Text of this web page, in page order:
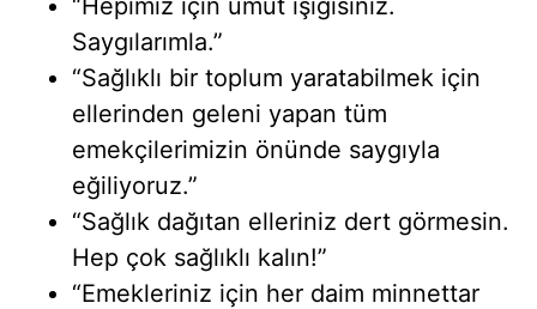
“Hepimiz için umut ışığısınız.
Saygılarımla.”
“Sağlıklı bir toplum yaratabilmek için
ellerinden geleni yapan tüm
emekçilerimizin önünde saygıyla
eğiliyoruz.”
“Sağlık dağıtan elleriniz dert görmesin.
Hep çok sağlıklı kalın!”
“Emekleriniz için her daim minnettar